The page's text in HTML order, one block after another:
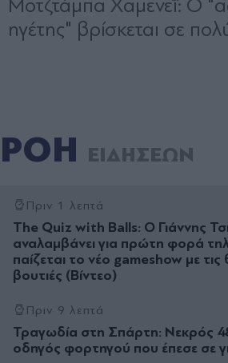
ΡΟΗ ΕΙΔΗΣΕΩΝ
Πριν 1 λεπτά
The Quiz with Balls: Ο Γιάννης
αναλαμβάνει για πρώτη φορά
παίζεται το νέο gameshow με τις
βουτιές (Βίντεο)
Πριν 9 λεπτά
Τραγωδία στη Σπάρτη: Νεκρός
οδηγός φορτηγού που έπεσε σε